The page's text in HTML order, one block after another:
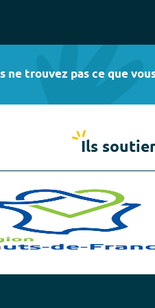
ne trouvez pas ce que
Ils